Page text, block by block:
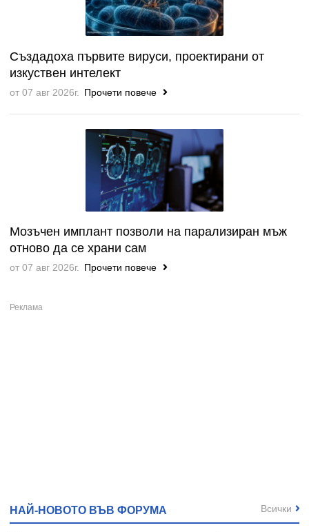
Създадоха първите вируси, проектирани от
изкуствен интелект
от 07 авг 2026г. Прочети повече
Мозъчен имплант позволи на парализиран мъж
отново да се храни сам
от 07 авг 2026г. Прочети повече
НАЙ-НОВОТО ВЪВ ФОРУМА Всички